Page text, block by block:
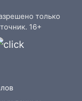
только
16+